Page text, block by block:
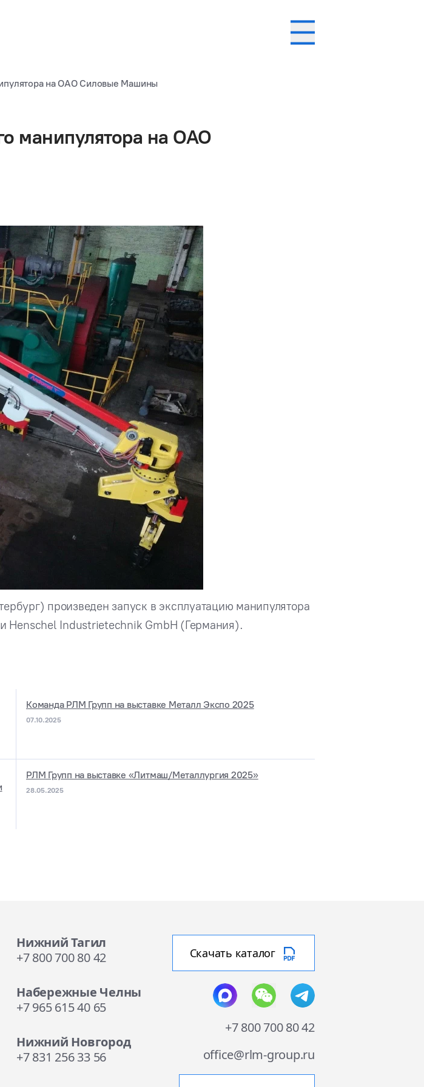
на ОАО Силовые Машины
манипулятора на ОАО
произведен запуск в эксплуатацию манипулятора
Henschel Industrietechnik GmbH (Германия).
Команда РЛМ Групп на выставке Металл Экспо 2025
07.10.2025
РЛМ Групп на выставке «Литмаш/Металлургия 2025»
28.05.2025
Нижний Тагил
+7 800 700 80 42
Набережные Челны
+7 965 615 40 65
Нижний Новгород
+7 831 256 33 56
Скачать каталог
+7 800 700 80 42
office@rlm-group.ru